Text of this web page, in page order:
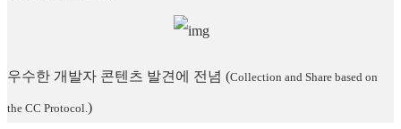
우수한 개발자 콘텐츠 발견에 전념 (Collection and Share based on
the CC Protocol. )